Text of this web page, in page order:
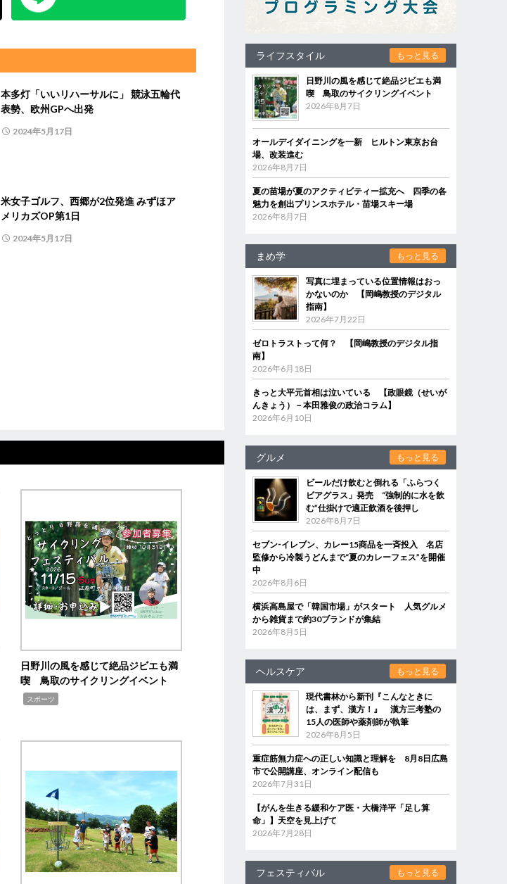
本多灯「いいリハーサルに」 競泳五輪代
表勢、欧州GPへ出発
2024年5月17日
米女子ゴルフ、西郷が2位発進 みずほア
メリカズOP第1日
2024年5月17日
日野川の風を感じて絶品ジビエも満
喫 鳥取のサイクリングイベント
スポーツ
ライフスタイル もっと見る
日野川の風を感じて絶品ジビエも満
喫 鳥取のサイクリングイベント
2026年8月7日
オールデイダイニングを一新 ヒルトン東京お台
場、改装進む
2026年8月7日
夏の苗場が夏のアクティビティー拡充へ 四季の各
魅力を創出プリンスホテル・苗場スキー場
2026年8月7日
まめ学 もっと見る
写真に埋まっている位置情報はおっ
かないのか 【岡嶋教授のデジタル
指南】
2026年7月22日
ゼロトラストって何？ 【岡嶋教授のデジタル指
南】
2026年6月18日
きっと大平元首相は泣いている 【政眼鏡（せいが
んきょう）－本田雅俊の政治コラム】
2026年6月10日
グルメ もっと見る
ビールだけ飲むと倒れる「ふらつく
ビアグラス」発売 “強制的に水を飲
む”仕掛けで適正飲酒を後押し
2026年8月7日
セブン‐イレブン、カレー15商品を一斉投入 名店
監修から冷製うどんまで“夏のカレーフェス”を開催
中
2026年8月6日
横浜高島屋で「韓国市場」がスタート 人気グルメ
から雑貨まで約30ブランドが集結
2026年8月5日
ヘルスケア もっと見る
現代書林から新刊『こんなときに
は、まず、漢方！』 漢方三考塾の
15人の医師や薬剤師が執筆
2026年8月5日
重症筋無力症への正しい知識と理解を 8月8日広島
市で公開講座、オンライン配信も
2026年7月31日
【がんを生きる緩和ケア医・大橋洋平「足し算
命」】天空を見上げて
2026年7月28日
フェスティバル もっと見る